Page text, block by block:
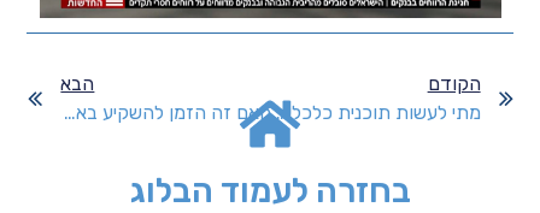
הקודם
מתי לעשות תוכנית כלכלית?
הבא
האם זה הזמן להשקיע באירופה?
בחזרה לעמוד הבלוג